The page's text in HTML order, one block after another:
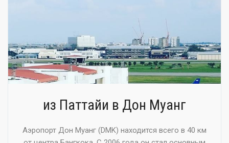
из Паттайи в Дон Муанг
Аэропорт Дон Муанг (DMK) находится всего в 40 км